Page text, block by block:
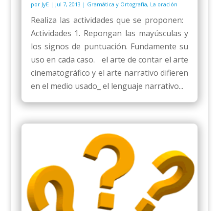
por JyE| Jul 7, 2013 | Gramática y Ortografía, La oración
Realiza las actividades que se proponen:
Actividades 1. Repongan las mayúsculas y
los signos de puntuación. Fundamente su
uso en cada caso. el arte de contar el arte
cinematográfico y el arte narrativo difieren
en el medio usado_ el lenguaje narrativo...